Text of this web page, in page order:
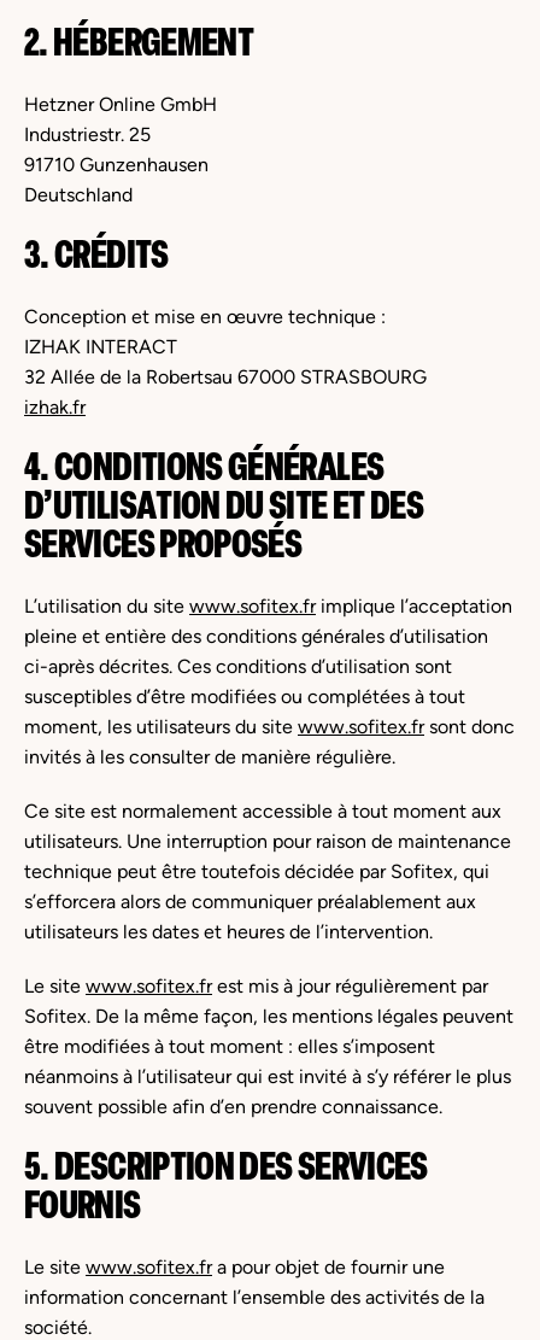
2. HÉBERGEMENT
Hetzner Online GmbH
Industriestr. 25
91710 Gunzenhausen
Deutschland
3. CRÉDITS
Conception et mise en œuvre technique :
IZHAK INTERACT
32 Allée de la Robertsau 67000 STRASBOURG
izhak.fr
4. CONDITIONS GÉNÉRALES
D’UTILISATION DU SITE ET DES
SERVICES PROPOSÉS
L’utilisation du site www.sofitex.frimplique l’acceptation
pleine et entière des conditions générales d’utilisation
ci-après décrites. Ces conditions d’utilisation sont
susceptibles d’être modifiées ou complétées à tout
moment, les utilisateurs du site www.sofitex.frsont donc
invités à les consulter de manière régulière.
Ce site est normalement accessible à tout moment aux
utilisateurs. Une interruption pour raison de maintenance
technique peut être toutefois décidée par Sofitex, qui
s’efforcera alors de communiquer préalablement aux
utilisateurs les dates et heures de l’intervention.
Le site www.sofitex.frest mis à jour régulièrement par
Sofitex. De la même façon, les mentions légales peuvent
être modifiées à tout moment : elles s’imposent
néanmoins à l’utilisateur qui est invité à s’y référer le plus
souvent possible afin d’en prendre connaissance.
5. DESCRIPTION DES SERVICES
FOURNIS
Le site www.sofitex.fra pour objet de fournir une
information concernant l’ensemble des activités de la
société.